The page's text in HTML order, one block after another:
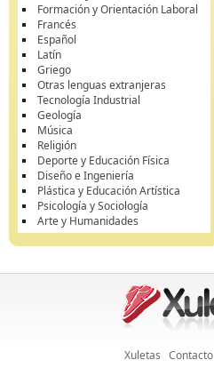
Formación y Orientación Laboral
Francés
Español
Latín
Griego
Otras lenguas extranjeras
Tecnología Industrial
Geología
Música
Religión
Deporte y Educación Física
Diseño e Ingeniería
Plástica y Educación Artística
Psicología y Sociología
Arte y Humanidades
Xuletas Contacto